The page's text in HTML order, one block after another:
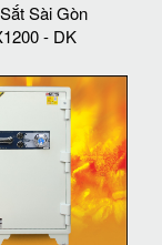
Sài Gòn
- DK